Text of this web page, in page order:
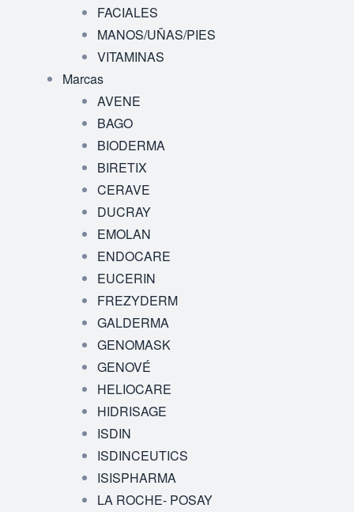
FACIALES
MANOS/UÑAS/PIES
VITAMINAS
Marcas
AVENE
BAGO
BIODERMA
BIRETIX
CERAVE
DUCRAY
EMOLAN
ENDOCARE
EUCERIN
FREZYDERM
GALDERMA
GENOMASK
GENOVÉ
HELIOCARE
HIDRISAGE
ISDIN
ISDINCEUTICS
ISISPHARMA
LA ROCHE- POSAY